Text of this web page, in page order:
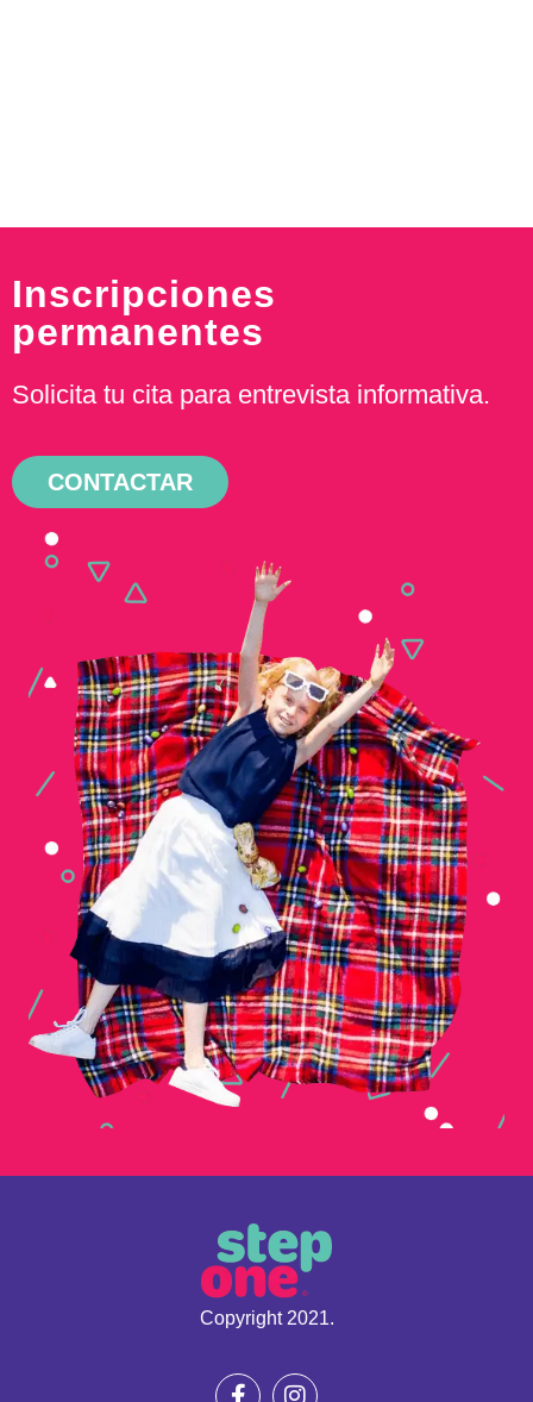
Inscripciones
permanentes
Solicita tu cita para entrevista informativa.
CONTACTAR
Copyright 2021.